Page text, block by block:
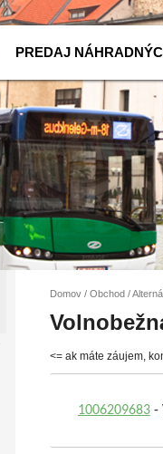
PREDAJ
Domov /Obchod /
<= ak máte záujem,
1006209683-